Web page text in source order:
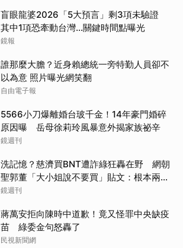
盲眼龍婆2026「5大預言」剩3項未驗證
其中1項恐牽動台灣...關鍵時間點曝光
鏡報
誰那麼大膽？近身賴總統一旁特勤人員卻不
以為意 照片曝光網笑翻
自由電子報
5566小刀爆離婚台玻千金！14年豪門婚碎
原因曝 岳母徐莉玲風暴意外揭家族祕辛
鏡週刊
洗記憶？慈濟買BNT遭詐綠狂轟在野 網朝
聖郭董「大小姐說不要買」貼文：根本兩碼
事
鏡週刊
蔣萬安拒向陳時中道歉！竟又怪罪中央缺疫
苗 綠委金句怒轟了
民視新聞網
取消